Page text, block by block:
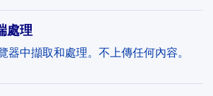
處理
器中擷取和處理。不上傳任何內容。